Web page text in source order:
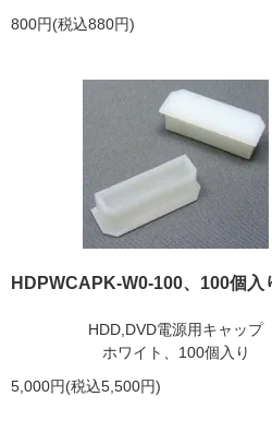
800円(税込880円)
HDPWCAPK-W0-100、100個入
HDD,DVD電源用キャップ
ホワイト、100個入り
5,000円(税込5,500円)